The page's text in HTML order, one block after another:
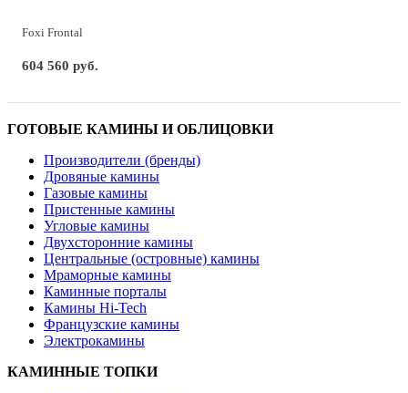
Foxi Frontal
604 560 руб.
ГОТОВЫЕ КАМИНЫ И ОБЛИЦОВКИ
Производители (бренды)
Дровяные камины
Газовые камины
Пристенные камины
Угловые камины
Двухсторонние камины
Центральные (островные) камины
Мраморные камины
Каминные порталы
Камины Hi-Tech
Французские камины
Электрокамины
КАМИННЫЕ ТОПКИ